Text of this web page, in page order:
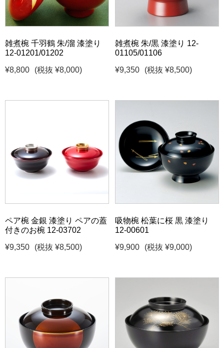
雑煮椀 千羽鶴 朱/溜 漆塗り
12-01201/01202
¥8,800
(税抜 ¥8,000)
雑煮椀 朱/黒 漆塗り 12-
01105/01106
¥9,350
(税抜 ¥8,500)
ペア椀 金銀 漆塗り ペアの蓋
付きのお椀 12-03702
¥9,350
(税抜 ¥8,500)
吸物椀 松葉に桜 黒 漆塗り
12-00601
¥9,900
(税抜 ¥9,000)